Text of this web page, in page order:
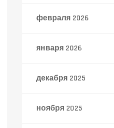
февраля 2026
января 2026
декабря 2025
ноября 2025